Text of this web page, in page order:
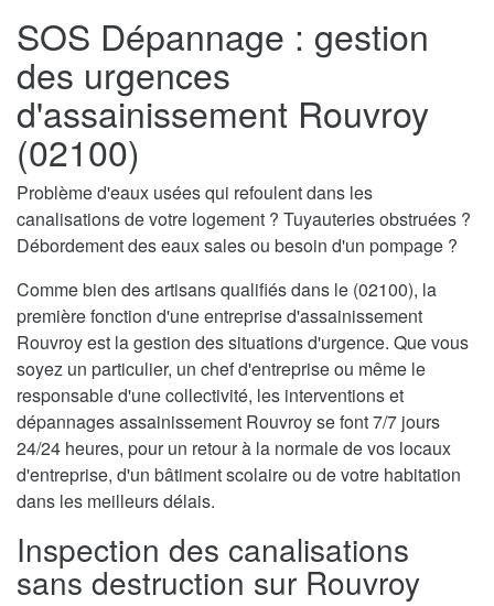
SOS Dépannage : gestion
des urgences
d'assainissement Rouvroy
(02100)
Problème d'eaux usées qui refoulent dans les
canalisations de votre logement ? Tuyauteries obstruées ?
Débordement des eaux sales ou besoin d'un pompage ?
Comme bien des artisans qualifiés dans le (02100), la
première fonction d'une entreprise d'assainissement
Rouvroy est la gestion des situations d'urgence. Que vous
soyez un particulier, un chef d'entreprise ou même le
responsable d'une collectivité, les interventions et
dépannages assainissement Rouvroy se font 7/7 jours
24/24 heures, pour un retour à la normale de vos locaux
d'entreprise, d'un bâtiment scolaire ou de votre habitation
dans les meilleurs délais.
Inspection des canalisations
sans destruction sur Rouvroy